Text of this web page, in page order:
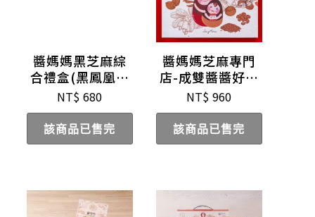
醬媽媽黑芝麻綜
合禮盒(黑鳳凰酥
+黑芝麻糕)
NT$ 680
該商品已售完
醬媽媽芝麻專門
店-成雙醬醬好禮
盒
NT$ 960
該商品已售完